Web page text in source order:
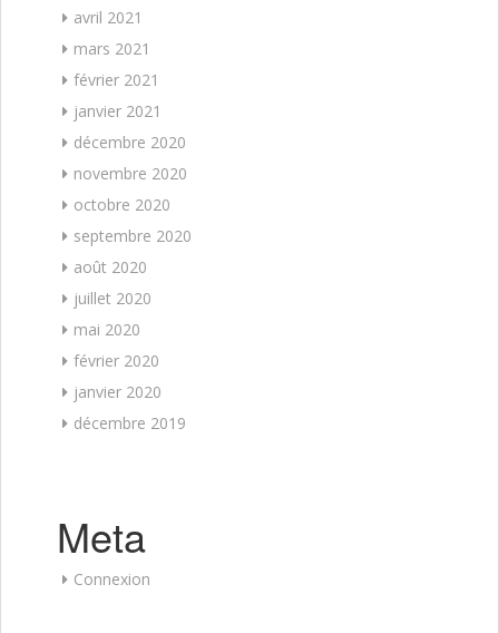
avril 2021
mars 2021
février 2021
janvier 2021
décembre 2020
novembre 2020
octobre 2020
septembre 2020
août 2020
juillet 2020
mai 2020
février 2020
janvier 2020
décembre 2019
Meta
Connexion